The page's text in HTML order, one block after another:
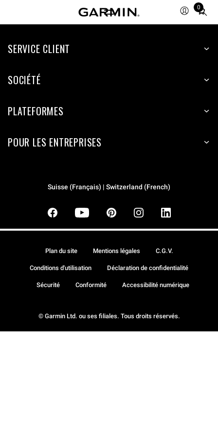
0
Total
items
cart:
SERVICE CLIENT
SOCIÉTÉ
PLATEFORMES
POUR LES ENTREPRISES
Suisse (Français) | Switzerland (French)
© Garmin Ltd. ou ses filiales. Tous droits réservés.
Plan du site Mentions légales C.G.V.
Conditions d'utilisation Déclaration de confidentialité
Sécurité Conformité Accessibilité numérique